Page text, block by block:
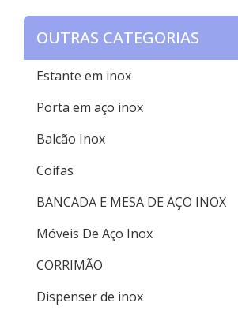
OUTRAS CATEGORIAS
Estante em inox
Porta em aço inox
Balcão Inox
Coifas
BANCADA E MESA DE AÇO INOX
Móveis De Aço Inox
CORRIMÃO
Dispenser de inox